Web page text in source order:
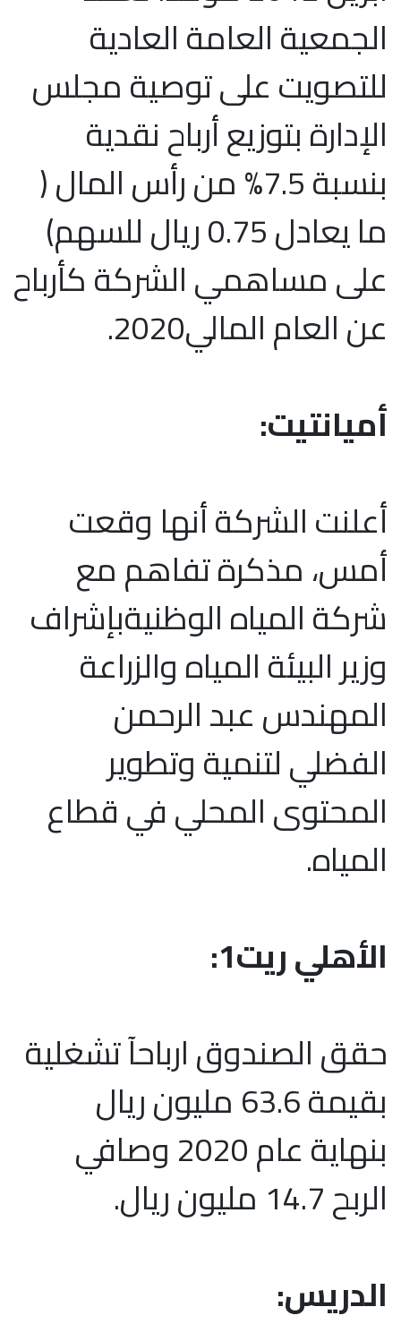
الجمعية العامة العادية
للتصويت على توصية مجلس
الإدارة بتوزيع أرباح نقدية
بنسبة 7.5% من رأس المال (
ما يعادل 0.75 ريال للسهم)
على مساهمي الشركة كأرباح
عن العام المالي2020.
أميانتيت:
أعلنت الشركة أنها وقعت
أمس، مذكرة تفاهم مع
شركة المياه الوظنيةبإشراف
وزير البيئة المياه والزراعة
المهندس عبد الرحمن
الفضلي لتنمية وتطوير
المحتوى المحلي في قطاع
المياه.
الأهلي ريت1:
حقق الصندوق ارباحآ تشغلية
بقيمة 63.6 مليون ريال
بنهاية عام 2020 وصافي
الربح 14.7 مليون ريال.
الدريس: